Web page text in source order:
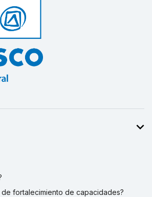
de fortalecimiento de capacidades?